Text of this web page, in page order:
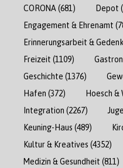
CORONA (681) Depot
Engagement & Ehrenamt
Erinnerungsarbeit &
Freizeit (1109)
Geschichte (1376)
Hafen (372) Hoesch
Integration (2267)
Keuning-Haus (489)
Kultur & Kreatives (4352)
Medizin & Gesundheit (811)